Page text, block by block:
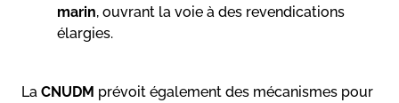
marin, ouvrant la voie à des revendications
élargies.
La CNUDM prévoit également des mécanismes pour